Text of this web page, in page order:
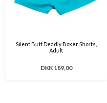
Silent Butt Deadly Boxer Shorts,
Adult
DKK 189,00